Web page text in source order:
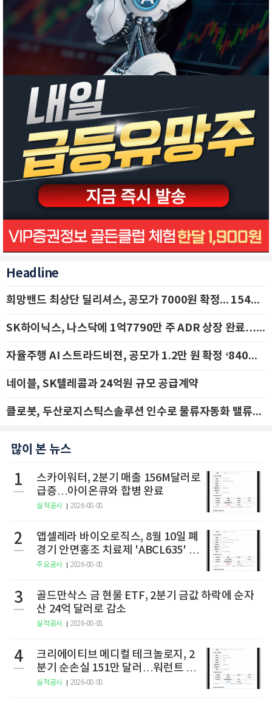
Headline
희망밴드 최상단 딜리셔스, 공모가 7000원 확정... 154억 규모 IPO 돌입
SK하이닉스, 나스닥에 1억7790만 주 ADR 상장 완료…29일 국내 추가 상장
자율주행 AI 스트라드비젼, 공모가 1.2만 원 확정 ‘840억 수혈’
네이블, SK텔레콤과 24억원 규모 공급계약
클로봇, 두산로지스틱스솔루션 인수로 물류자동화 밸류체인 확장 추진 - IBK투자증권
많이 본 뉴스
1
스카이워터, 2분기 매출 156M달러로
급증…아이온큐와 합병 완료
실적공시 2026-08-08
2
앱셀레라 바이오로직스, 8월 10일 폐
경기 안면홍조 치료제 'ABCL635' 임
상 2상 결과 발표
주요공시 2026-08-08
3
골드만삭스 금 현물 ETF, 2분기 금값 하락에 순자
산 24억 달러로 감소
실적공시 2026-08-08
4
크리에이티브 메디컬 테크놀로지, 2
분기 순손실 151만 달러…워런트 행
사로 446만 달러 조달
실적공시 2026-08-08